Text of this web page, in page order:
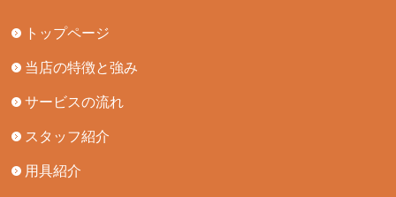
トップページ
当店の特徴と強み
サービスの流れ
スタッフ紹介
用具紹介